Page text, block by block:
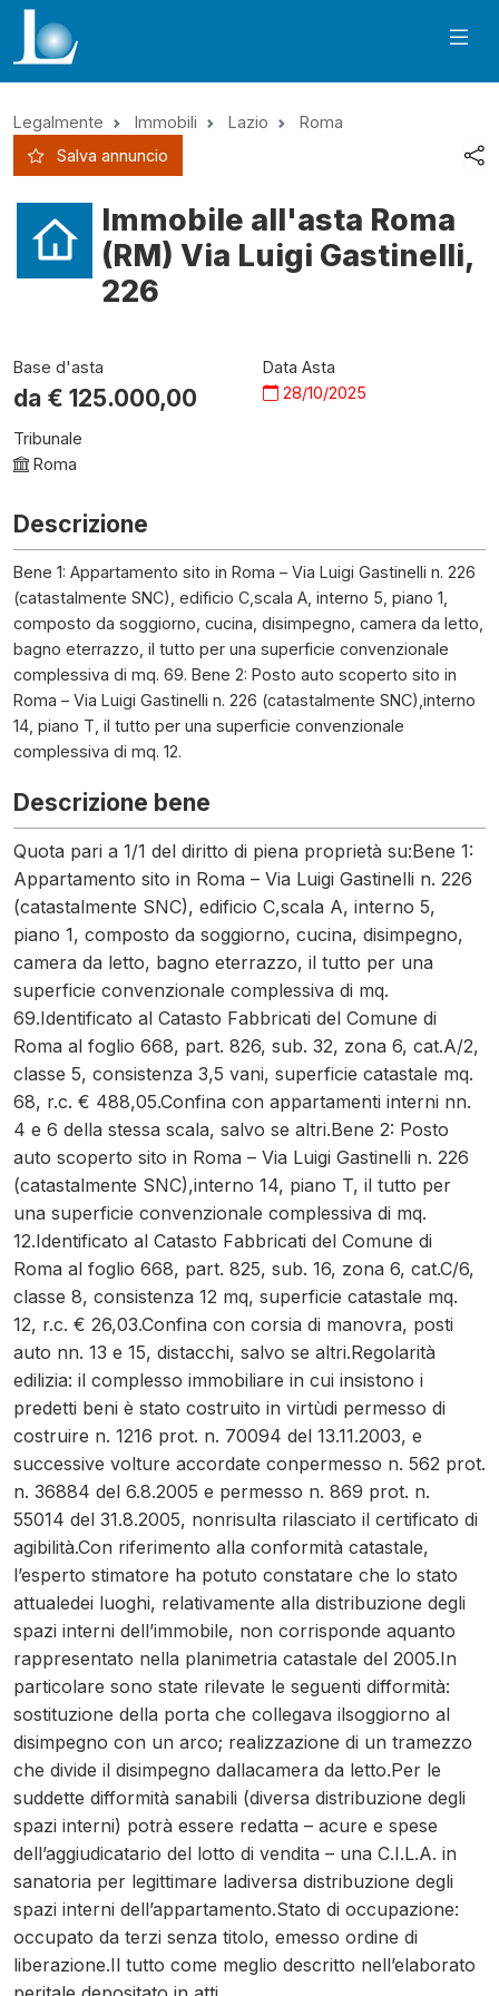
Legalmente Immobili Lazio
Roma
Salva annuncio
Immobile all'asta Roma
(RM) Via Luigi Gastinelli,
226
Base d'asta
da € 125.000,00
Data Asta
28/10/2025
Tribunale
Roma
Descrizione
Bene 1: Appartamento sito in Roma – Via Luigi Gastinelli n. 226
(catastalmente SNC), edificio C,scala A, interno 5, piano 1,
composto da soggiorno, cucina, disimpegno, camera da letto,
bagno eterrazzo, il tutto per una superficie convenzionale
complessiva di mq. 69. Bene 2: Posto auto scoperto sito in
Roma – Via Luigi Gastinelli n. 226 (catastalmente SNC),interno
14, piano T, il tutto per una superficie convenzionale
complessiva di mq. 12.
Descrizione bene
Quota pari a 1/1 del diritto di piena proprietà su:Bene 1:
Appartamento sito in Roma – Via Luigi Gastinelli n. 226
(catastalmente SNC), edificio C,scala A, interno 5,
piano 1, composto da soggiorno, cucina, disimpegno,
camera da letto, bagno eterrazzo, il tutto per una
superficie convenzionale complessiva di mq.
69.Identificato al Catasto Fabbricati del Comune di
Roma al foglio 668, part. 826, sub. 32, zona 6, cat.A/2,
classe 5, consistenza 3,5 vani, superficie catastale mq.
68, r.c. € 488,05.Confina con appartamenti interni nn.
4 e 6 della stessa scala, salvo se altri.Bene 2: Posto
auto scoperto sito in Roma – Via Luigi Gastinelli n. 226
(catastalmente SNC),interno 14, piano T, il tutto per
una superficie convenzionale complessiva di mq.
12.Identificato al Catasto Fabbricati del Comune di
Roma al foglio 668, part. 825, sub. 16, zona 6, cat.C/6,
classe 8, consistenza 12 mq, superficie catastale mq.
12, r.c. € 26,03.Confina con corsia di manovra, posti
auto nn. 13 e 15, distacchi, salvo se altri.Regolarità
edilizia: il complesso immobiliare in cui insistono i
predetti beni è stato costruito in virtùdi permesso di
costruire n. 1216 prot. n. 70094 del 13.11.2003, e
successive volture accordate conpermesso n. 562 prot.
n. 36884 del 6.8.2005 e permesso n. 869 prot. n.
55014 del 31.8.2005, nonrisulta rilasciato il certificato di
agibilità.Con riferimento alla conformità catastale,
l’esperto stimatore ha potuto constatare che lo stato
attualedei luoghi, relativamente alla distribuzione degli
spazi interni dell’immobile, non corrisponde aquanto
rappresentato nella planimetria catastale del 2005.In
particolare sono state rilevate le seguenti difformità:
sostituzione della porta che collegava ilsoggiorno al
disimpegno con un arco; realizzazione di un tramezzo
che divide il disimpegno dallacamera da letto.Per le
suddette difformità sanabili (diversa distribuzione degli
spazi interni) potrà essere redatta – acure e spese
dell’aggiudicatario del lotto di vendita – una C.I.L.A. in
sanatoria per legittimare ladiversa distribuzione degli
spazi interni dell’appartamento.Stato di occupazione:
occupato da terzi senza titolo, emesso ordine di
liberazione.Il tutto come meglio descritto nell’elaborato